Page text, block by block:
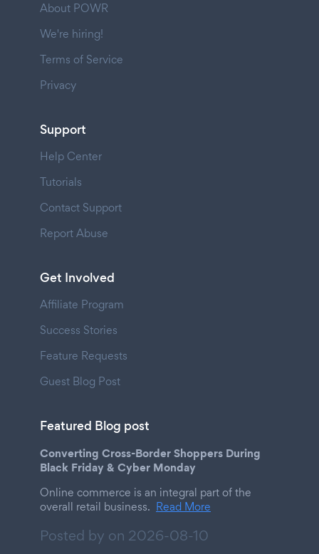
About POWR
We're hiring!
Terms of Service
Privacy
Support
Help Center
Tutorials
Contact Support
Report Abuse
Get Involved
Affiliate Program
Success Stories
Feature Requests
Guest Blog Post
Featured Blog post
Converting Cross-Border Shoppers During
Black Friday & Cyber Monday
Online commerce is an integral part of the
overall retail business. Read More
Posted by on 2026-08-10